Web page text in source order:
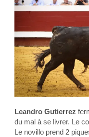
Leandro Gutierrez
du mal à se livrer. Le
Le novillo prend 2